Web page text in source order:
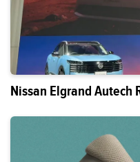
Nissan Elgrand Autech